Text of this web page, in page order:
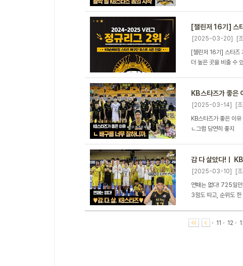
[챌린저 16기] 스
[2025-03-20] [
[챌린저 16기] 스타즈
더 높은 곳을 비출 수
KB스타즈가 좋
[2025-03-14] [
KB스타즈가 좋은 이유
ㄴ그럼 당연히 좋지
감 다 살았다!ㅣ
[2025-03-10] [
연패는 없다! 725일
3점도 따고, 순위도
11 12